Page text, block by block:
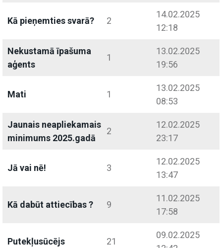
Kā pieņemties svarā? 2
14.02.2025
12:18
Nekustamā īpašuma
aģents
1
13.02.2025
19:56
Mati 1
13.02.2025
08:53
Jaunais neapliekamais
minimums 2025.gadā
2
12.02.2025
23:17
Jā vai nē! 3
12.02.2025
13:47
Kā dabūt attiecības ? 9
11.02.2025
17:58
Putekļusūcējs 21
09.02.2025